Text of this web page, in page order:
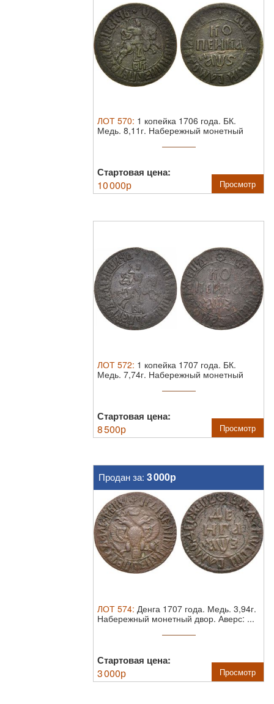
ЛОТ 570: 1 копейка 1706 года. БК.
Медь. 8,11г. Набережный монетный
Стартовая цена:
10 000р Просмотр
ЛОТ 572: 1 копейка 1707 года. БК.
Медь. 7,74г. Набережный монетный
Стартовая цена:
8 500р Просмотр
Продан за: 3 000р
ЛОТ 574: Денга 1707 года. Медь. 3,94г.
Набережный монетный двор. Аверс: ...
Стартовая цена:
3 000р Просмотр